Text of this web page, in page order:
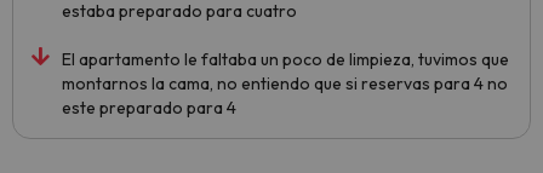
estaba preparado para cuatro
El apartamento le faltaba un poco de limpieza, tuvimos que
montarnos la cama, no entiendo que si reservas para 4 no
este preparado para 4